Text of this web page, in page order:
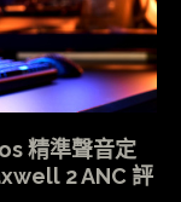
精準聲音定
2 ANC 評